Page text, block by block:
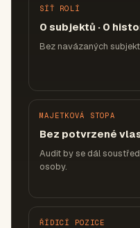
SÍŤ ROLÍ
0 subjektů · 0
Bez navázaných
MAJETKOVÁ STOPA
Bez potvrzené
Audit by se dál
osoby.
ŘÍDICÍ POZICE